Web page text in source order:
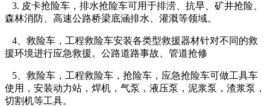
3. 皮卡抢险车，排水抢险车可用于排涝、抗旱、矿井抢险、
森林消防、高速公路桥梁底涵排水、灌溉等领域。
4、救险车，工程救险车安装各类型救援器材针对不同的救
援环境进行应急救援。公路道路事故、管道抢修
5、救险车，工程救险车，抢险车，应急抢险车可做工具车
使用，安装动力站，焊机，气泵，液压泵，泥浆泵，渣浆泵，
切割机等工具。